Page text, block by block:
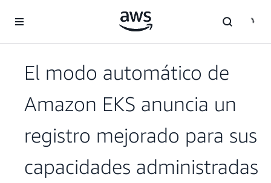
El modo automático de
Amazon EKS anuncia un
registro mejorado para sus
capacidades administradas